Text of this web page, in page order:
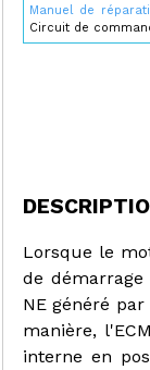
Manuel de
Circuit de
Lorsque le
de
NE généré
manière,
interne en